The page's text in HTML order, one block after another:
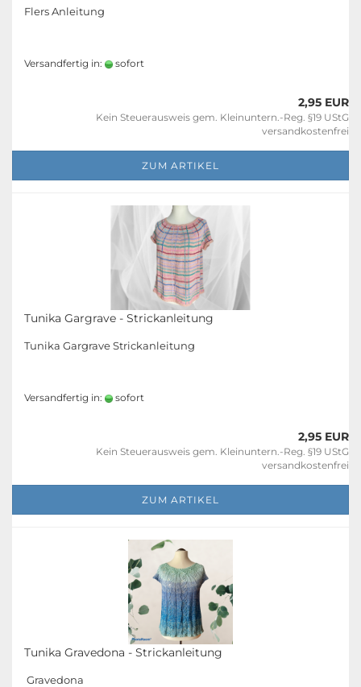
Flers Anleitung
Versandfertig in: sofort
2,95 EUR
Kein Steuerausweis gem. Kleinuntern.-Reg. §19 UStG
versandkostenfrei
ZUM ARTIKEL
Tunika Gargrave - Strickanleitung
Tunika Gargrave Strickanleitung
Versandfertig in: sofort
2,95 EUR
Kein Steuerausweis gem. Kleinuntern.-Reg. §19 UStG
versandkostenfrei
ZUM ARTIKEL
Tunika Gravedona - Strickanleitung
Gravedona